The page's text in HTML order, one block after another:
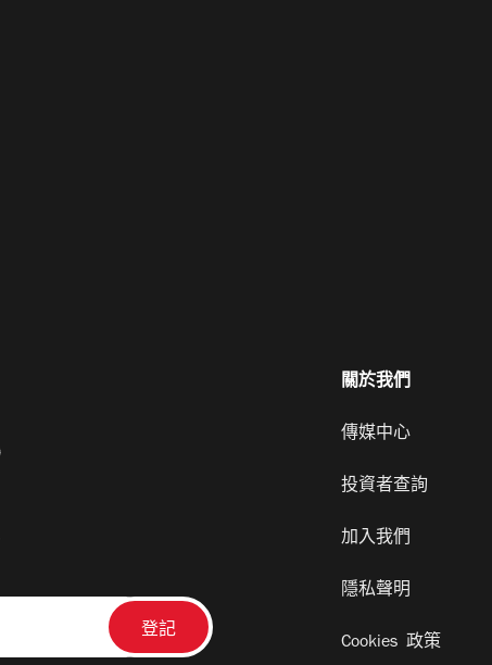
關於我們
傳媒中心
投資者查詢
加入我們
隱私聲明
Cookies 政策